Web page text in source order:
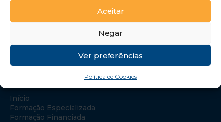
Aceitar
Negar
Ver preferências
Política de Cookies
Início
Formação Especializada
Formação Financiada